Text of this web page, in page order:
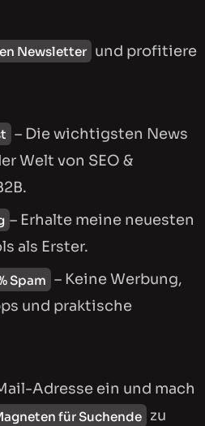
Newsletter und profitiere
– Die wichtigsten News
Welt von SEO &
– Erhalte meine neuesten
als Erster.
Spam – Keine Werbung,
und praktische
Adresse ein und mach
für Suchende zu